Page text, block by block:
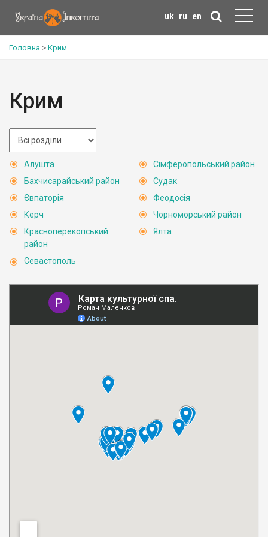
uk ru en
Головна > Крим
Крим
Алушта
Бахчисарайський район
Євпаторія
Керч
Красноперекопський
район
Севастополь
Сімферопольський район
Судак
Феодосія
Чорноморський район
Ялта